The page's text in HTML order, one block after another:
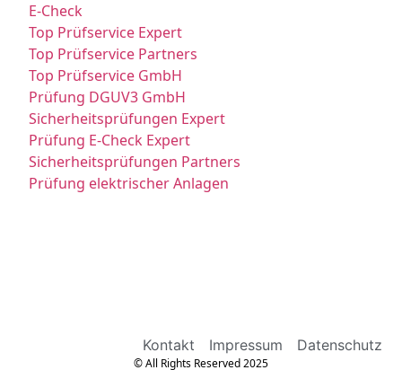
E-Check
Top Prüfservice Expert
Top Prüfservice Partners
Top Prüfservice GmbH
Prüfung DGUV3 GmbH
Sicherheitsprüfungen Expert
Prüfung E-Check Expert
Sicherheitsprüfungen Partners
Prüfung elektrischer Anlagen
Kontakt Impressum Datenschutz
© All Rights Reserved 2025